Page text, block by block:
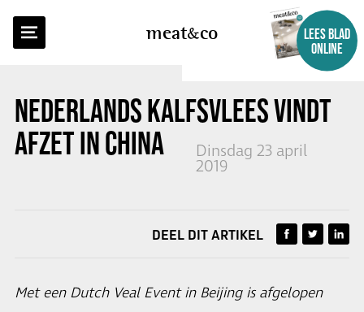
meatco
LEES BLAD
ONLINE
NEDERLANDS KALFSVLEES VINDT
AFZET IN CHINA
Dinsdag 23 april
2019
TERUG NAAR OVERZICHT
DEEL DIT ARTIKEL
Met een Dutch Veal Event in Beijing is afgelopen